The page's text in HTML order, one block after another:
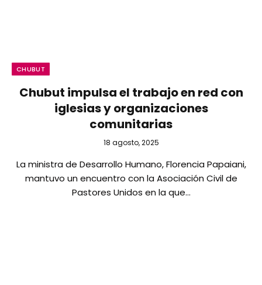
CHUBUT
Chubut impulsa el trabajo en red con
iglesias y organizaciones
comunitarias
18 agosto, 2025
La ministra de Desarrollo Humano, Florencia Papaiani,
mantuvo un encuentro con la Asociación Civil de
Pastores Unidos en la que…